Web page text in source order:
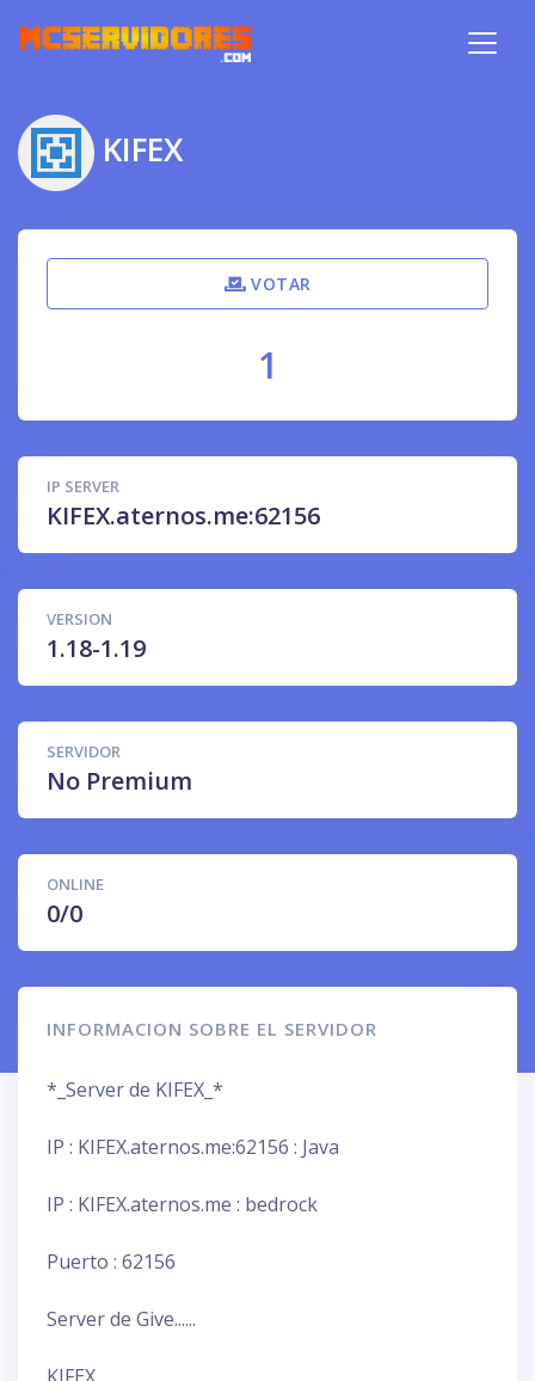
KIFEX
IP SERVER
KIFEX.aternos.me:62156
VERSION
1.18-1.19
SERVIDOR
No Premium
ONLINE
0/0
VOTAR
1
INFORMACION SOBRE EL SERVIDOR
*_Server de KIFEX_*
IP : KIFEX.aternos.me:62156 : Java
IP : KIFEX.aternos.me : bedrock
Puerto : 62156
Server de Give......